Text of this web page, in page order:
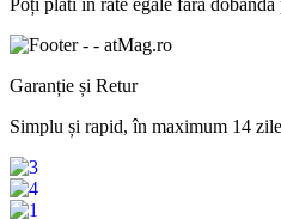
Poți plăti în rate egale fără dobândă
Garanție și Retur
Simplu și rapid,în maximum 14 zile